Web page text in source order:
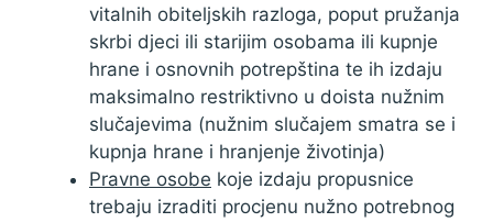
vitalnih obiteljskih razloga, poput pružanja
skrbi djeci ili starijim osobama ili kupnje
hrane i osnovnih potrepština te ih izdaju
maksimalno restriktivno u doista nužnim
slučajevima (nužnim slučajem smatra se i
kupnja hrane i hranjenje životinja)
Pravne osobe koje izdaju propusnice
trebaju izraditi procjenu nužno potrebnog